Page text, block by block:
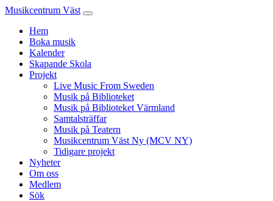
Musikcentrum Väst
Hem
Boka musik
Kalender
Skapande Skola
Projekt
Live Music From Sweden
Musik på Biblioteket
Musik på Biblioteket Värmland
Samtalsträffar
Musik på Teatern
Musikcentrum Väst Ny (MCV NY)
Tidigare projekt
Nyheter
Om oss
Medlem
Sök